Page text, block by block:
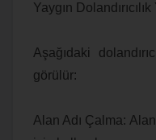
Yaygın
Aşağıdaki
görülür:
Alan Adı Çalma: